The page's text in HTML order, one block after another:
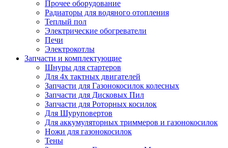
Прочее оборудование
Радиаторы для водяного отопления
Теплый пол
Электрические обогреватели
Печи
Электрокотлы
Запчасти и комплектующие
Шнуры для стартеров
Для 4х тактных двигателей
Запчасти для Газонокосилок колесных
Запчасти для Дисковых Пил
Запчасти для Роторных косилок
Для Шуруповертов
Для аккумуляторных триммеров и газонокосилок
Ножи для газонокосилок
Тены